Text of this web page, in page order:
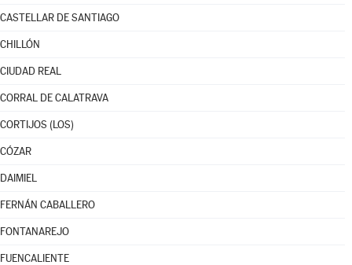
CASTELLAR DE SANTIAGO
CHILLÓN
CIUDAD REAL
CORRAL DE CALATRAVA
CORTIJOS (LOS)
CÓZAR
DAIMIEL
FERNÁN CABALLERO
FONTANAREJO
FUENCALIENTE